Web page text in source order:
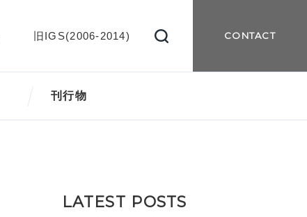
旧IGS(2006-2014) CONTACT
刊行物
LATEST POSTS